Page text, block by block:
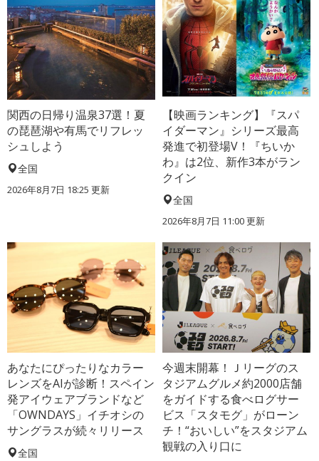
関西の日帰り温泉37選！夏
の琵琶湖や有馬でリフレッ
シュしよう
全国
2026年8月7日 18:25 更新
【映画ランキング】『スパ
イダーマン』シリーズ最高
発進で初登場V！『ちいか
わ』は2位、新作3本がラン
クイン
全国
2026年8月7日 11:00更新
あなたにぴったりなカラー
レンズをAIが診断！スペイン
発アイウェアブランドなど
「OWNDAYS」イチオシの
サングラスが続々リリース
全国
今週末開幕！Ｊリーグのス
タジアムグルメ約2000店舗
をガイドする食べログサー
ビス「スタモグ」がローン
チ！“おいしい”をスタジアム
観戦の入り口に